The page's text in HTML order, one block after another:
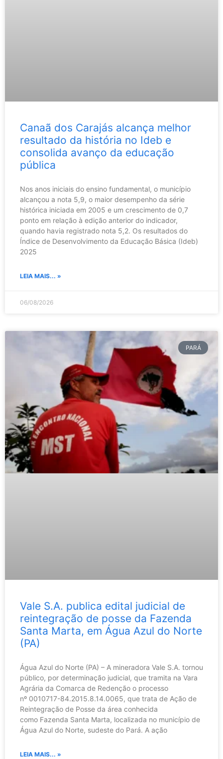
Canaã dos Carajás alcança melhor
resultado da história no Ideb e
consolida avanço da educação
pública
Nos anos iniciais do ensino fundamental, o município
alcançou a nota 5,9, o maior desempenho da série
histórica iniciada em 2005 e um crescimento de 0,7
ponto em relação à edição anterior do indicador,
quando havia registrado nota 5,2. Os resultados do
Índice de Desenvolvimento da Educação Básica (Ideb)
2025
LEIA MAIS... »
06/08/2026
PARÁ
Vale S.A. publica edital judicial de
reintegração de posse da Fazenda
Santa Marta, em Água Azul do Norte
(PA)
Água Azul do Norte (PA) – A mineradora Vale S.A. tornou
público, por determinação judicial, que tramita na Vara
Agrária da Comarca de Redenção o processo
nº 0010717-84.2015.8.14.0065, que trata de Ação de
Reintegração de Posse da área conhecida
como Fazenda Santa Marta, localizada no município de
Água Azul do Norte, sudeste do Pará. A ação
LEIA MAIS... »